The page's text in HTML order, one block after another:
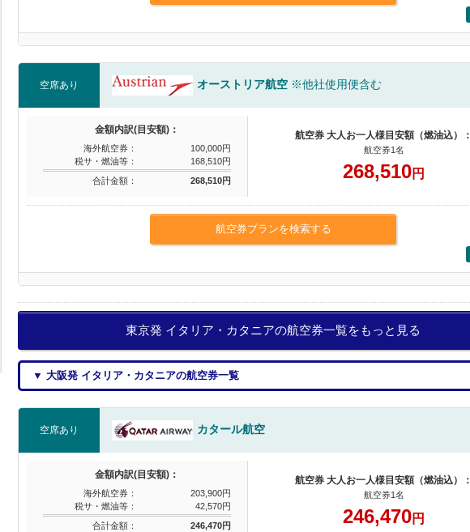
空席あり オーストリア航空 ※他社使用便含む
金額内訳(目安額)：
海外航空券：
100,000円
税サ・燃油等：
168,510円
合計金額：
268,510円
航空券 大人お一人様目安額（燃油込）：
航空券1名
268,510円
航空券プランを検索する
東京発 イタリア・カタニアの航空券一覧をもっと見る
▼ 大阪発 イタリア・カタニアの航空券一覧
空席あり カタール航空
金額内訳(目安額)：
海外航空券：
203,900円
税サ・燃油等：
42,570円
合計金額：
246,470円
航空券 大人お一人様目安額（燃油込）：
航空券1名
246,470円